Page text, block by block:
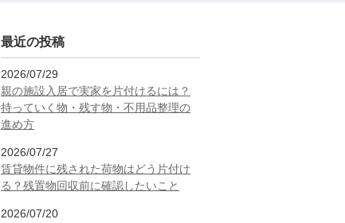
最近の投稿
2026/07/29
親の施設入居で実家を片付けるには？
持っていく物・残す物・不用品整理の
進め方
2026/07/27
賃貸物件に残された荷物はどう片付け
る？残置物回収前に確認したいこと
2026/07/20